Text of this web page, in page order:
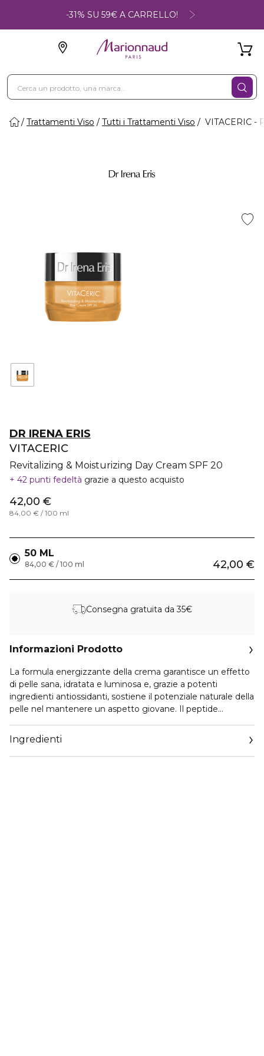
-31% SU 59€ A CARRELLO!
Trattamenti Viso Tutti i Trattamenti Viso VITACERIC -
DR IRENA ERIS
VITACERIC
Revitalizing & Moisturizing Day Cream SPF 20
42 punti fedeltà grazie a questo acquisto
42,00 €
84,00 € / 100 ml
50 ML
42,00 €
84,00 € / 100 ml
Consegna gratuita da 35€
Informazioni Prodotto
La formula energizzante della crema garantisce un effetto
di pelle sana, idratata e luminosa e, grazie a potenti
ingredienti antiossidanti, sostiene il potenziale naturale della
pelle nel mantenere un aspetto giovane. Il peptide
lipofila – rafforzano la barriera epidermica fisica e
microbiotica, riducendo i primi segni dell’invecchiamento e
le imperfezioni ricorrenti. L’estratto di frutti di yuzu
Ingredienti